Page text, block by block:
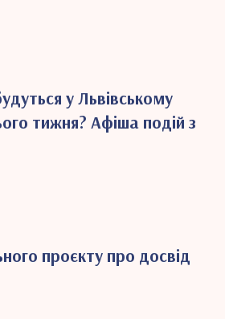
у Львівському
тижня? Афіша подій з
проєкту про досвід